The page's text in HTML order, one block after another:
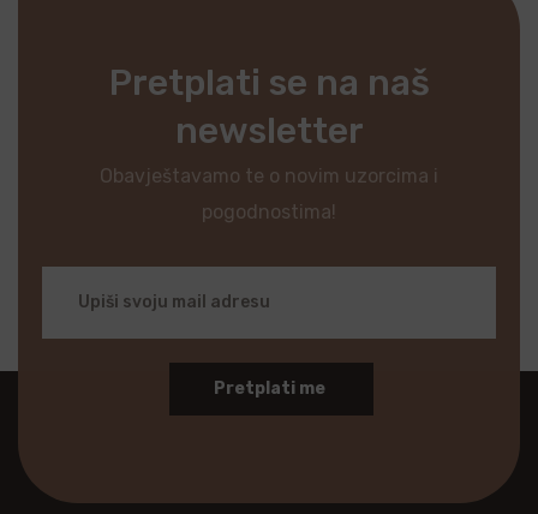
Pretplati se na naš
newsletter
Obavještavamo te o novim uzorcima i
pogodnostima!
Pretplati me